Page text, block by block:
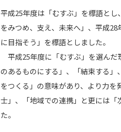
平成25年度は「むすぶ」を標語と
をみつめ、支え、未来へ」、平成
に目指そう」を標語としました。
平成25年度に「むすぶ」を選んだ
のあるものにする」、「結束する
をつくる」の意味があり、より力
士」、「地域での連携」と更には
た。